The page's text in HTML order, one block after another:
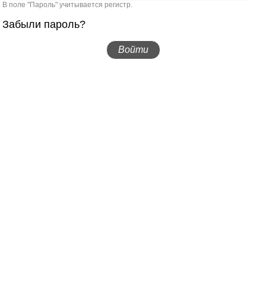
В поле "Пароль" учитывается регистр.
Забыли пароль?